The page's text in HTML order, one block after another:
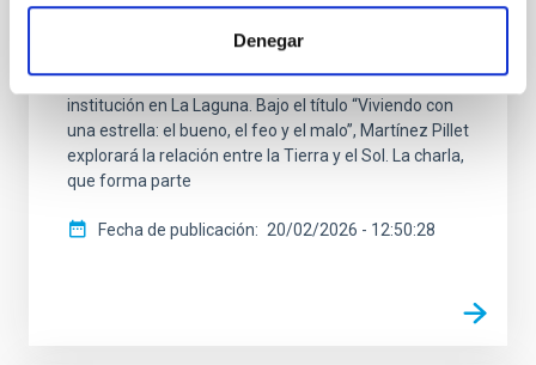
Denegar
Valentín Martínez Pillet, director del Instituto de
Astrofísica de Canarias (IAC) y experto en Física
Solar. La charla tendrá lugar el próximo martes 24 de
febrero a las 18:00 horas en la sede de esta
institución en La Laguna. Bajo el título “Viviendo con
una estrella: el bueno, el feo y el malo”, Martínez Pillet
explorará la relación entre la Tierra y el Sol. La charla,
que forma parte
Fecha de publicación 20/02/2026 - 12:50:28